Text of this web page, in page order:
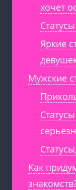
хочет
Яркие
Мужские
Как